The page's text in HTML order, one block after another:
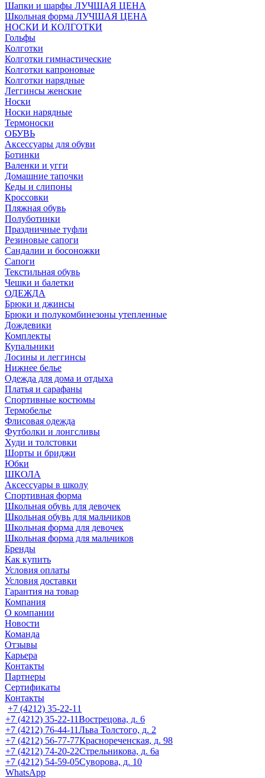
Шапки и шарфы ЛУЧШАЯ ЦЕНА
Школьная форма ЛУЧШАЯ ЦЕНА
НОСКИ И КОЛГОТКИ
Гольфы
Колготки
Колготки гимнастические
Колготки капроновые
Колготки нарядные
Леггинсы женские
Носки
Носки нарядные
Термоноски
ОБУВЬ
Аксессуары для обуви
Ботинки
Валенки и угги
Домашние тапочки
Кеды и слипоны
Кроссовки
Пляжная обувь
Полуботинки
Праздничные туфли
Резиновые сапоги
Сандалии и босоножки
Сапоги
Текстильная обувь
Чешки и балетки
ОДЕЖДА
Брюки и джинсы
Брюки и полукомбинезоны утепленные
Дождевики
Комплекты
Купальники
Лосины и леггинсы
Нижнее белье
Одежда для дома и отдыха
Платья и сарафаны
Спортивные костюмы
Термобелье
Флисовая одежда
Футболки и лонгсливы
Худи и толстовки
Шорты и бриджи
Юбки
ШКОЛА
Аксессуары в школу
Спортивная форма
Школьная обувь для девочек
Школьная обувь для мальчиков
Школьная форма для девочек
Школьная форма для мальчиков
Бренды
Как купить
Условия оплаты
Условия доставки
Гарантия на товар
Компания
О компании
Новости
Команда
Отзывы
Карьера
Контакты
Партнеры
Сертификаты
Контакты
+7 (4212) 35-22-11
+7 (4212) 35-22-11Вострецова, д. 6
+7 (4212) 76-44-11Льва Толстого, д. 2
+7 (4212) 56-77-77Краснореченская, д. 98
+7 (4212) 74-20-22Стрельникова, д. 6а
+7 (4212) 54-59-05Суворова, д. 10
WhatsApp